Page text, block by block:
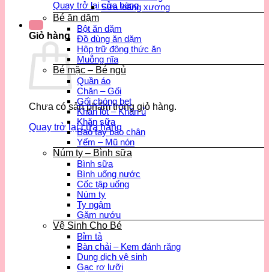
Quay trở lại cửa hàng
Giỏ hàng
Chưa có sản phẩm trong giỏ hàng.
Quay trở lại cửa hàng
Sữa loãng xương
Bé ăn dặm
Bột ăn dặm
Đồ dùng ăn dặm
Hộp trữ đông thức ăn
Muỗng nĩa
Bé mặc – Bé ngủ
Quần áo
Chăn – Gối
Gối chóng bẹt
Khăn lót – Khăn ủ
Khăn sữa
Bao tay bao chân
Yếm – Mũ nón
Núm ty – Bình sữa
Bình sữa
Bình uống nước
Cốc tập uống
Núm ty
Ty ngậm
Gặm nướu
Vệ Sinh Cho Bé
Bỉm tả
Bàn chải – Kem đánh răng
Dung dịch vệ sinh
Gạc rơ lưỡi